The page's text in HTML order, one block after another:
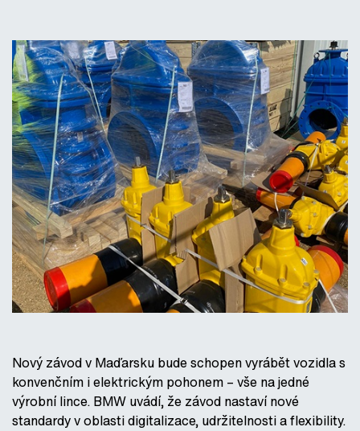
Nový závod v Maďarsku bude schopen vyrábět vozidla s
konvenčním i elektrickým pohonem – vše na jedné
výrobní lince. BMW uvádí, že závod nastaví nové
standardy v oblasti digitalizace, udržitelnosti a flexibility.